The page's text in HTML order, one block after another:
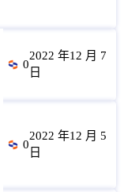
0
2022 年12 月 7
日
0
2022 年12 月 5
日